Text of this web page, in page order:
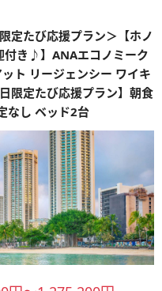
定たび応援プラン＞【ホノ
付き♪】ANAエコノミーク
ト リージェンシー ワイキ
限定たび応援プラン】朝食
なし ベッド2台